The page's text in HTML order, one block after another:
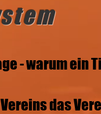
- warum ein
das